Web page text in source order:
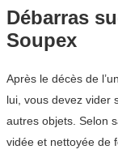
Débarras
Soupex
Après le décès de
lui, vous devez vider
autres objets. Selon
vidée et nettoyée de